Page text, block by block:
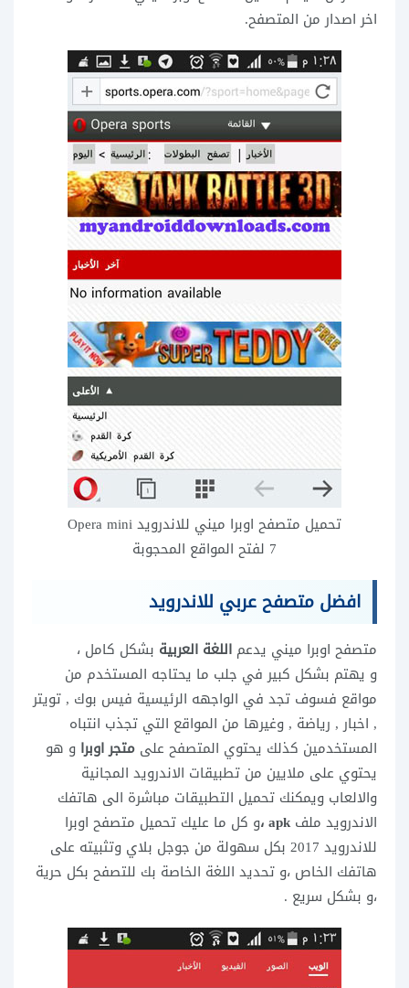
اخر اصدار من المتصفح.
تحميل متصفح اوبرا ميني للاندرويد Opera mini
7 لفتح المواقع المحجوبة
افضل متصفح عربي للاندرويد
متصفح اوبرا ميني يدعم اللغة العربية بشكل كامل ،
و يهتم بشكل كبير في جلب ما يحتاجه المستخدم من
مواقع فسوف تجد في الواجهه الرئيسية فيس بوك , تويتر
, اخبار , رياضة , وغيرها من المواقع التي تجذب انتباه
المستخدمين كذلك يحتوي المتصفح على متجر اوبرا و هو
يحتوي على ملايين من تطبيقات الاندرويد المجانية
والالعاب ويمكنك تحميل التطبيقات مباشرة الى هاتفك
الاندرويد ملفapk ، و كل ما عليك تحميل متصفح اوبرا
للاندرويد 2017 بكل سهولة من جوجل بلاي وتثبيته على
هاتفك الخاص ،و تحديد اللغة الخاصة بك للتصفح بكل حرية
،و بشكل سريع .